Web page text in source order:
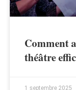
Comment
théâtre
1 septembre 2025